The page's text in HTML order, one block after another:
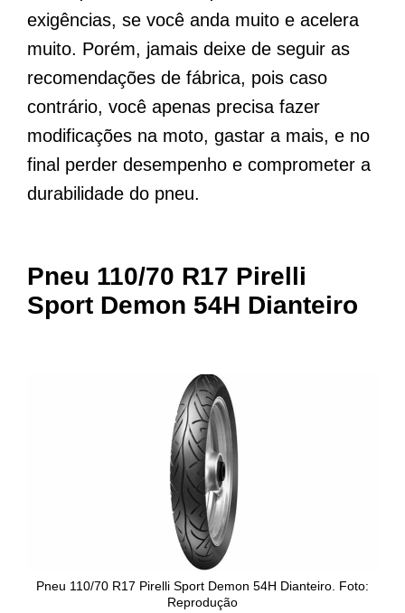
exigências, se você anda muito e acelera
muito. Porém, jamais deixe de seguir as
recomendações de fábrica, pois caso
contrário, você apenas precisa fazer
modificações na moto, gastar a mais, e no
final perder desempenho e comprometer a
durabilidade do pneu.
Pneu 110/70 R17 Pirelli
Sport Demon 54H Dianteiro
Pneu 110/70 R17 Pirelli Sport Demon 54H Dianteiro. Foto:
Reprodução